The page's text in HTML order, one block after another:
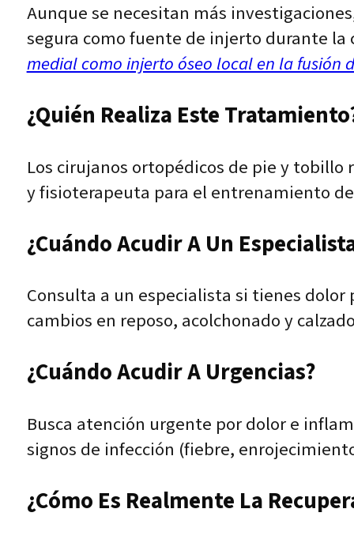
Aunque se necesitan más
segura como fuente de injerto durante la
medial como injerto óseo local en la fusión
¿Quién Realiza Este
Los cirujanos ortopédicos de pie y
y fisioterapeuta para el entrenamiento
¿Cuándo Acudir A Un
Consulta a un especialista si tienes
cambios en reposo, acolchonado y
¿Cuándo Acudir A Urgencias?
Busca atención urgente por dolor e
signos de infección (fiebre,
¿Cómo Es Realmente La